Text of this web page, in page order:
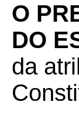
O
DO
da